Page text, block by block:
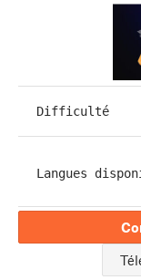
Difficulté
Langues